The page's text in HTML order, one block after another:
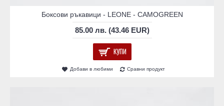
Боксови ръкавици - LEONE - CAMOGREEN
85.00 лв. (43.46 EUR)
КУПИ
Добави в любими Сравни продукт